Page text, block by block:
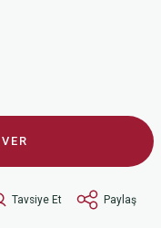
Tavsiye Et Paylaş